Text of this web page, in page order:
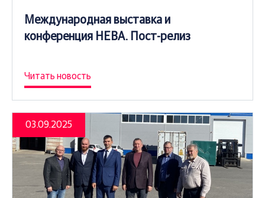
Международная выставка и
конференция НЕВА. Пост-релиз
Читать новость
03.09.2025